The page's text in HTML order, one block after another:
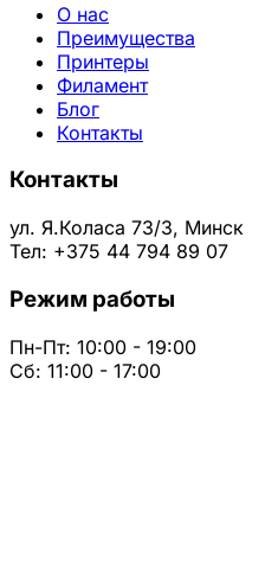
О нас
Преимущества
Принтеры
Филамент
Блог
Контакты
Контакты
ул. Я.Коласа 73/3, Минск
Тел: +375 44 794 89 07
Режим работы
Пн-Пт: 10:00 - 19:00
Сб: 11:00 - 17:00